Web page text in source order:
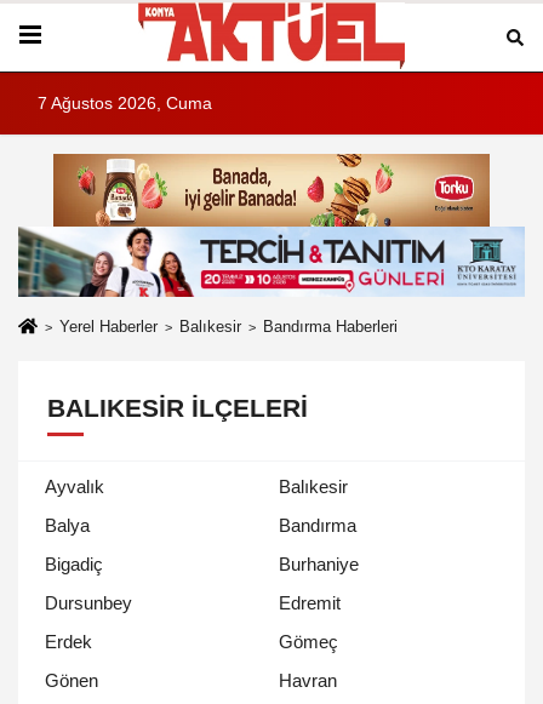
7 Ağustos 2026, Cuma
Yerel Haberler Balıkesir Bandırma Haberleri
BALIKESIR İLÇELERI
Ayvalık
Balıkesir
Balya
Bandırma
Bigadiç
Burhaniye
Dursunbey
Edremit
Erdek
Gömeç
Gönen
Havran